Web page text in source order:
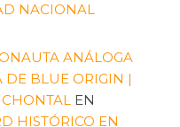
NACIONAL
ANÁLOGA
DE BLUE ORIGIN |
EN
HISTÓRICO EN